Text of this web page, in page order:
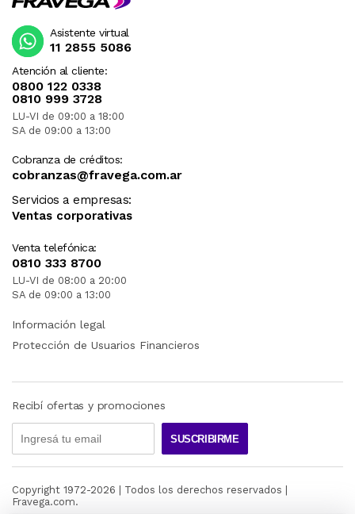
Atención al cliente:
0800 122 0338
0810 999 3728
LU-VI de 09:00 a 18:00
SA de 09:00 a 13:00
Cobranza de créditos:
cobranzas@fravega.com.ar
Servicios a empresas:
Ventas corporativas
Venta telefónica:
0810 333 8700
LU-VI de 08:00 a 20:00
SA de 09:00 a 13:00
Asistente virtual
11 2855 5086
Información legal
Protección de Usuarios Financieros
Recibí ofertas y promociones
SUSCRIBIRME
Copyright 1972-2026 | Todos los derechos reservados |
Fravega.com.